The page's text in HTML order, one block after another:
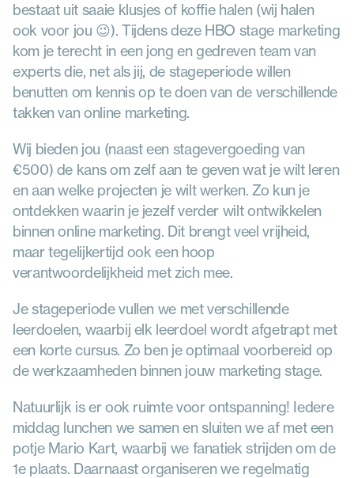
bestaat uit saaie klusjes of koffie halen (wij halen
ook voor jou 😉). Tijdens deze HBO stage marketing
kom je terecht in een jong en gedreven team van
experts die, net als jij, de stageperiode willen
benutten om kennis op te doen van de verschillende
takken van online marketing.
Wij bieden jou (naast een stagevergoeding van
€500) de kans om zelf aan te geven wat je wilt leren
en aan welke projecten je wilt werken. Zo kun je
ontdekken waarin je jezelf verder wilt ontwikkelen
binnen online marketing. Dit brengt veel vrijheid,
maar tegelijkertijd ook een hoop
verantwoordelijkheid met zich mee.
Je stageperiode vullen we met verschillende
leerdoelen, waarbij elk leerdoel wordt afgetrapt met
een korte cursus. Zo ben je optimaal voorbereid op
de werkzaamheden binnen jouw marketing stage.
Natuurlijk is er ook ruimte voor ontspanning! Iedere
middag lunchen we samen en sluiten we af met een
potje Mario Kart, waarbij we fanatiek strijden om de
1e plaats. Daarnaast organiseren we regelmatig